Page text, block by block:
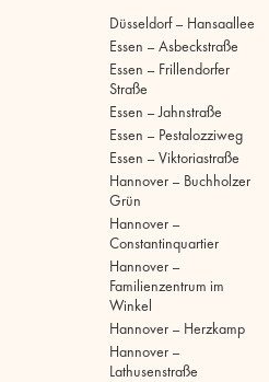
Düsseldorf – Hansaallee
Essen – Asbeckstraße
Essen – Frillendorfer
Straße
Essen – Jahnstraße
Essen – Pestalozziweg
Essen – Viktoriastraße
Hannover – Buchholzer
Grün
Hannover –
Constantinquartier
Hannover –
Familienzentrum im
Winkel
Hannover – Herzkamp
Hannover –
Lathusenstraße